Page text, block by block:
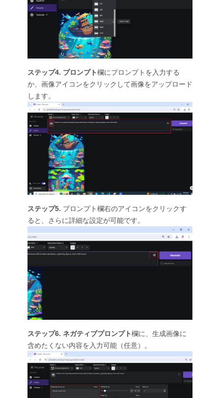
ステップ4. プロンプト欄にプロンプトを入力する
か、画像アイコンをクリックして画像をアップロード
します。
ステップ5. プロンプト欄右のアイコンをクリックす
ると、さらに詳細な設定が可能です。
ステップ6. ネガティブプロンプト欄に、生成画像に
含めたくない内容を入力可能（任意）。